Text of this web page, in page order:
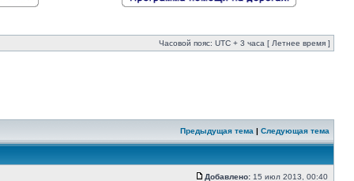
Часовой пояс: UTC + 3 часа [ Летнее время ]
Предыдущая тема | Следующая тема
Добавлено: 15 июл 2013, 00:40